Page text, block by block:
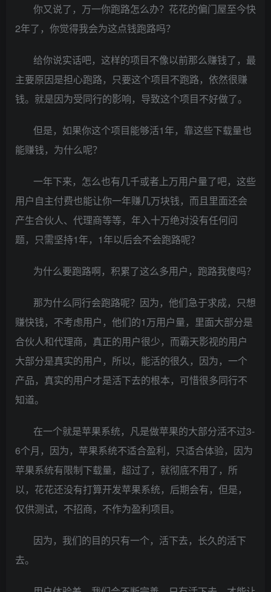
你又说了，万一你跑路怎么办？花花的偏门屋至今快
2年了，你觉得我会为这点钱跑路吗？
给你说实话吧，这样的项目不像以前那么赚钱了，最
主要原因是担心跑路，只要这个项目不跑路，依然很赚
钱。就是因为受同行的影响，导致这个项目不好做了。
但是，如果你这个项目能够活1年，靠这些下载量也
能赚钱，为什么呢？
一年下来，怎么也有几千或者上万用户量了吧，这些
用户自主付费也能让你一年赚几万块钱，而且里面还会
产生合伙人、代理商等等，年入十万绝对没有任何问
题，只需坚持1年，1年以后会不会跑路呢？
为什么要跑路啊，积累了这么多用户，跑路我傻吗？
那为什么同行会跑路呢？因为，他们急于求成，只想
赚快钱，不考虑用户，他们的1万用户量，里面大部分是
合伙人和代理商，真正的用户很少，而霸天影视的用户
大部分是真实的用户，所以，能活的很久，因为，一个
产品，真实的用户才是活下去的根本，可惜很多同行不
知道。
在一个就是苹果系统，凡是做苹果的大部分活不过3-
6个月，因为，苹果系统不适合盈利，只适合体验，因为
苹果系统有限制下载量，超过了，就彻底不用了，所
以，花花还没有打算开发苹果系统，后期会有，但是，
仅供测试，不招商，不作为盈利项目。
因为，我们的目的只有一个，活下去，长久的活下
去。